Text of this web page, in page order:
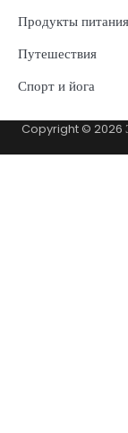
Продукты питания
Путешествия
Спорт и йога
Copyright © 2026